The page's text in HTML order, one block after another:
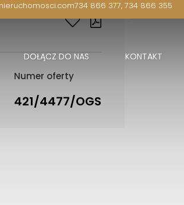
734 866 377, 734 866 355
DOŁĄCZ DO NAS KONTAKT
Numer oferty
421/4477/OGS